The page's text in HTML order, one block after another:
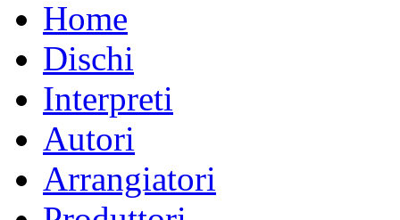
Home
Dischi
Interpreti
Autori
Arrangiatori